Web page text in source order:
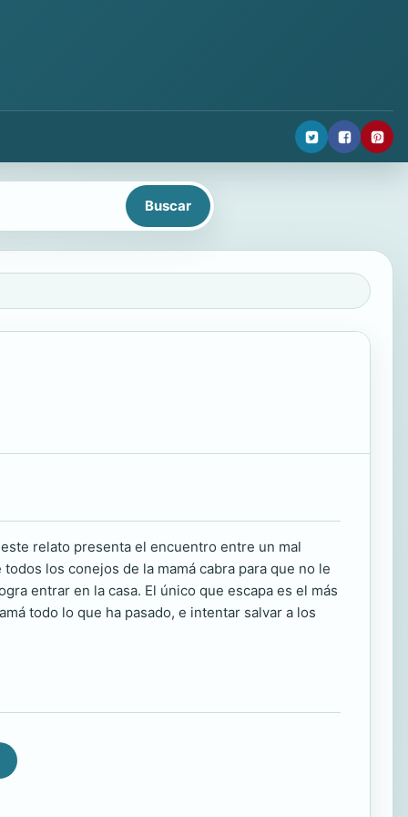
relato presenta el encuentro entre un mal
los conejos de la mamá cabra para que no le
entrar en la casa. El único que escapa es el más
todo lo que ha pasado, e intentar salvar a los